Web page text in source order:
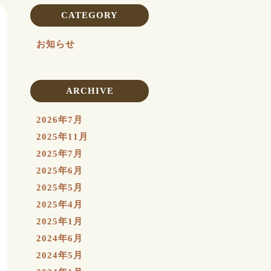
CATEGORY
お知らせ
ARCHIVE
2026年7月
2025年11月
2025年7月
2025年6月
2025年5月
2025年4月
2025年1月
2024年6月
2024年5月